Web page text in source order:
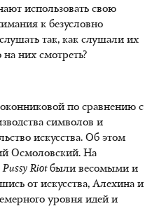
использовать свою
к безусловно
так, как слушали их
них смотреть?
по сравнению с
символов и
искусства. Об этом
Осмоловский. На
Pussy Riotбыли весомыми и
от искусства, Алехина и
уровня идей и